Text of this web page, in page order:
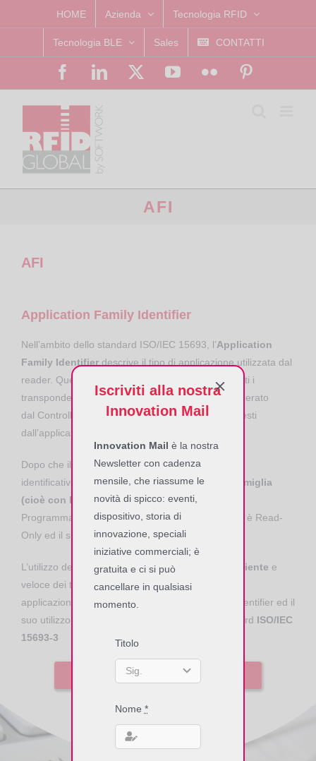
to
HOME Azienda Tecnologia RFID
Tecnologia BLE Sales CONTATTI
FacebookLinkedIn YouTubeFlickr
AFI
AFI
Application Family Identifier
Nell’ambito dello standard ISO/IEC 15693, l’Application
Family Identifierdescrive il tipo di applicazione utilizzata dal
reader. Questo identificativo è usato per filtrare tutti i
transponder presenti all’interno del campo RF generato
dal Controller RFID, che rispondono ai criteri richiesti
dall’applicazione.
Dopo che il Controller RFID ha inviato il suo
identificativo,
solo i transponder della stessa famiglia
(cioè con lo stessoAFI ) verranno identificati
Programmato da parte del fornitore, l’identificativo è Read-
Only ed il suo valore non può essere modificato.
L’utilizzo dell’AFI permette unagestione più efficiente e
veloce dei transponder, in ambienti con diverse
applicazioni RFID presenti. L’Application Family Identifier ed il
suo utilizzo sono specificati all’interno dello standard ISO/IEC
15693-3
Vai all’indice delle voci di Glossario
Iscriviti alla nostra
Innovation Mail
Innovation Mail è la nostra
Newsletter con cadenza
mensile, che riassume le
novità di spicco: eventi,
dispositivo, storia di
innovazione, speciali
iniziative commerciali; è
gratuita e ci si può
cancellare in qualsiasi
momento.
Titolo
Nome *